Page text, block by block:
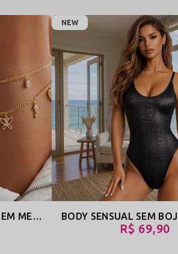
CORRENTE PARA BARRIGA EM METAL COM CAMADAS DUPLAS, ACESSÓRIO DE CINTURA ESTILOSO E SENSUAL - TULIPA
NEW
R$ 69,90